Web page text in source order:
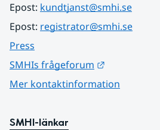
Epost: kundtjanst@smhi.se
Epost: registrator@smhi.se
Press
SMHIs frågeforum
Mer kontaktinformation
SMHI-länkar